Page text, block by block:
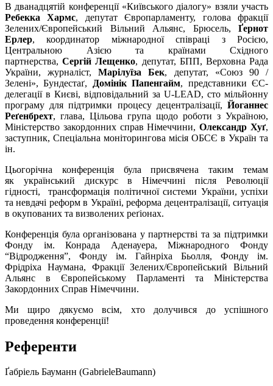
В дванадцятій конференції «Київського діалогу» взяли участь
Ребекка Хармс, депутат Європарламенту, голова фракції
Зелених/Європейський Вільний Альянс, Брюсель, Ґернот
Ерлер, координатор міжнародної співраці з Росією,
Центральною Азією та країнами Східного
партнерства,Сергій Лещенко, депутат, БПП, Верховна Рада
України, журналіст,Марілуїза Бек, депутат, «Союз 90 /
Зелені», Бундестаґ,
Домінік Папенгайм, представники ЄС-
делегації в Києві, відповідальний за U-LEAD, сто мільйонну
програму для підтримки процесу децентралізації, Йоганнес
Реґенбрехт, глава, Цільова група щодо роботи з Україною,
Міністерство закордонних справ Німеччини,Олександр Хуґ,
заступник, Спеціальна моніторингова місія ОБСЄ в Україн та
ін.
Цьогорічна конференція була присвячена таким темaм
як український дискурс в Німеччині після Революції
гідності, трансформація політичної системи України, успіхи
та невдачі реформ в Україні, реформа децентралізації, ситуація
в окупованих та визволених реґіонах.
Конференція була організована у партнерстві та за підтримки
Фонду ім. Конрада Аденауера, Міжнародного Фонду
“Відродження”, Фонду ім. Гайнріха Бьолля, Фонду ім.
Фрідріха Наумана, Фракції Зелених/Європейський Вільний
Альянс в Європейському Парламенті та Міністерства
Закордонних Справ Німеччини.
Ми щиро дякуємо всім, хто долучився до успішного
проведення конференції!
Референти
Ґабріель Бауманн (GabrieleBaumann)